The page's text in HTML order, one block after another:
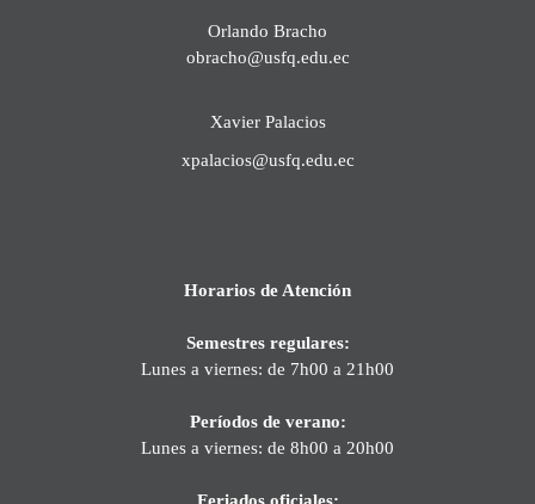
Orlando Bracho
obracho@usfq.edu.ec
Xavier Palacios
xpalacios@usfq.edu.ec
Horarios de Atención
Semestres regulares:
Lunes a viernes: de 7h00 a 21h00
Períodos de verano:
Lunes a viernes: de 8h00 a 20h00
Feriados oficiales: